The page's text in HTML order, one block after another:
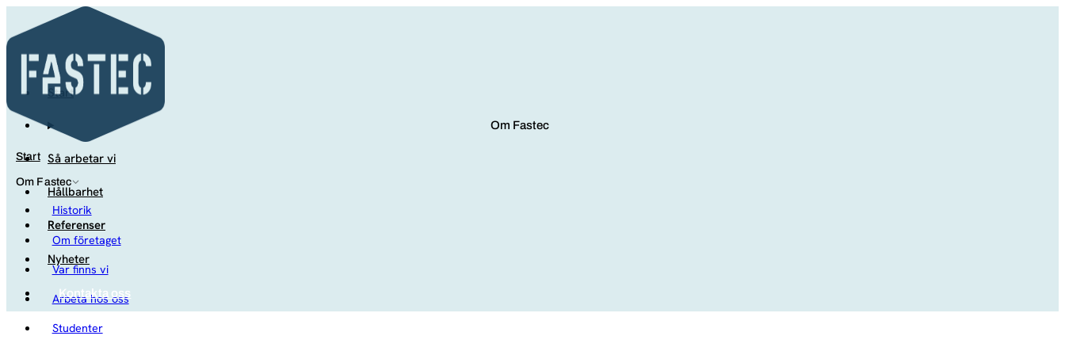
Start
Om Fastec
Historik
Om företaget
Var finns vi
Arbeta hos oss
Studenter
Start
Om Fastec
Så arbetar vi
Hållbarhet
Referenser
Nyheter
Kontakta oss